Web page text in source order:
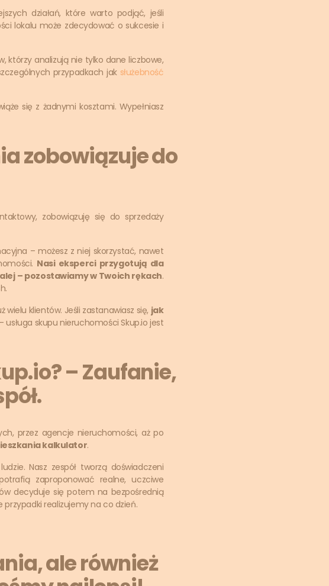
działań, które warto podjąć, jeśli
lokalu może zdecydować o sukcesie i
którzy analizują nie tylko dane liczbowe,
przypadkach jak służebność
się z żadnymi kosztami. Wypełniasz
zobowiązuje do
zobowiązuję się do sprzedaży
– możesz z niej skorzystać, nawet
Nasi eksperci przygotują dla
– pozostawiamy w Twoich rękach.
klientów. Jeśli zastanawiasz się, jak
skupu nieruchomości Skup.io jest
– Zaufanie,
przez agencje nieruchomości, aż po
kalkulator.
Nasz zespół tworzą doświadczeni
zaproponować realne, uczciwe
decyduje się potem na bezpośrednią
przypadki realizujemy na co dzień.
ale również